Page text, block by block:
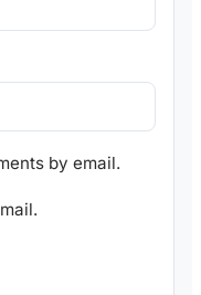
by email.